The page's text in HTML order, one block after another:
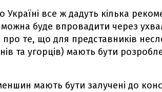
Україні все ж дадуть кілька
можна буде впровадити через
про те, що для представників
та угорців) мають бути
мають бути залучені до